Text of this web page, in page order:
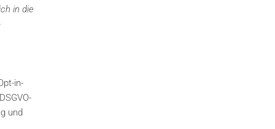
in die
in-
und